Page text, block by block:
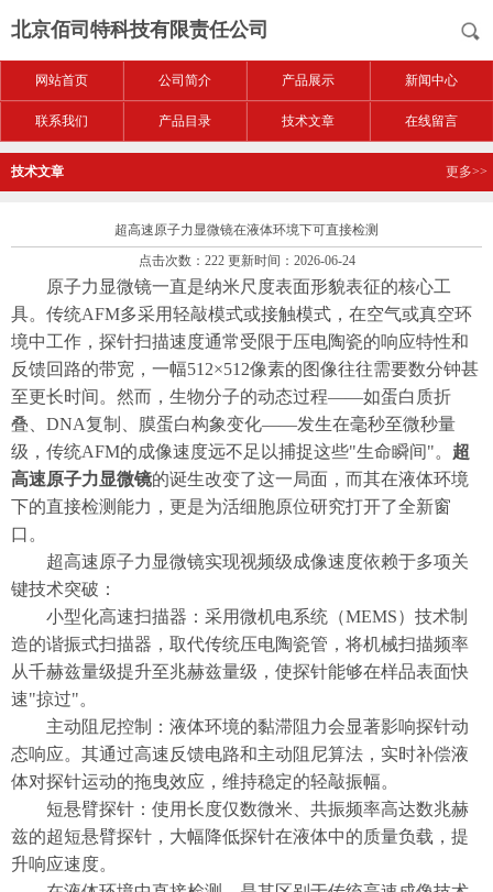
北京佰司特科技有限责任公司
网站首页 公司简介 产品展示 新闻中心
联系我们 产品目录 技术文章 在线留言
技术文章 更多>>
超高速原子力显微镜在液体环境下可直接检测
点击次数：222 更新时间：2026-06-24
原子力显微镜一直是纳米尺度表面形貌表征的核心工
具。传统AFM多采用轻敲模式或接触模式，在空气或真空环
境中工作，探针扫描速度通常受限于压电陶瓷的响应特性和
反馈回路的带宽，一幅512×512像素的图像往往需要数分钟甚
至更长时间。然而，生物分子的动态过程——如蛋白质折
叠、DNA复制、膜蛋白构象变化——发生在毫秒至微秒量
级，传统AFM的成像速度远不足以捕捉这些"生命瞬间"。 超
高速原子力显微镜的诞生改变了这一局面，而其在液体环境
下的直接检测能力，更是为活细胞原位研究打开了全新窗
口。
超高速原子力显微镜实现视频级成像速度依赖于多项关
键技术突破：
小型化高速扫描器：采用微机电系统（MEMS）技术制
造的谐振式扫描器，取代传统压电陶瓷管，将机械扫描频率
从千赫兹量级提升至兆赫兹量级，使探针能够在样品表面快
速"掠过"。
主动阻尼控制：液体环境的黏滞阻力会显著影响探针动
态响应。其通过高速反馈电路和主动阻尼算法，实时补偿液
体对探针运动的拖曳效应，维持稳定的轻敲振幅。
短悬臂探针：使用长度仅数微米、共振频率高达数兆赫
兹的超短悬臂探针，大幅降低探针在液体中的质量负载，提
升响应速度。